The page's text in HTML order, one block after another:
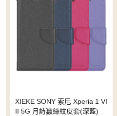
XIEKE SONY 索尼 Xperia 1 VI
II 5G 月詩蠶絲紋皮套(深藍)